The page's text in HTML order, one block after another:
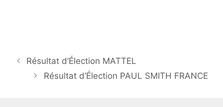
Résultat d’Élection MATTEL
Résultat d’Élection PAUL SMITH FRANCE